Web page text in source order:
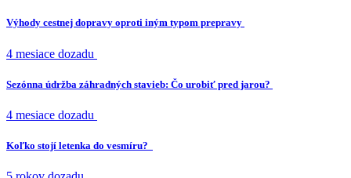
Výhody cestnej dopravy oproti iným typom prepravy
4 mesiace dozadu
Sezónna údržba záhradných stavieb: Čo urobiť pred jarou?
4 mesiace dozadu
Koľko stojí letenka do vesmíru?